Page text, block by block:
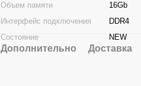
Объем памяти
16Gb
Интерфейс подключения
DDR4
Состояние
NEW
Дополнительно Доставка